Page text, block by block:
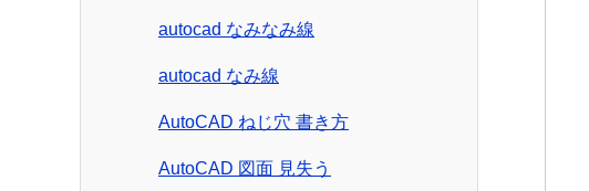
autocad なみなみ線
autocad なみ線
AutoCAD ねじ穴 書き方
AutoCAD 図面 見失う